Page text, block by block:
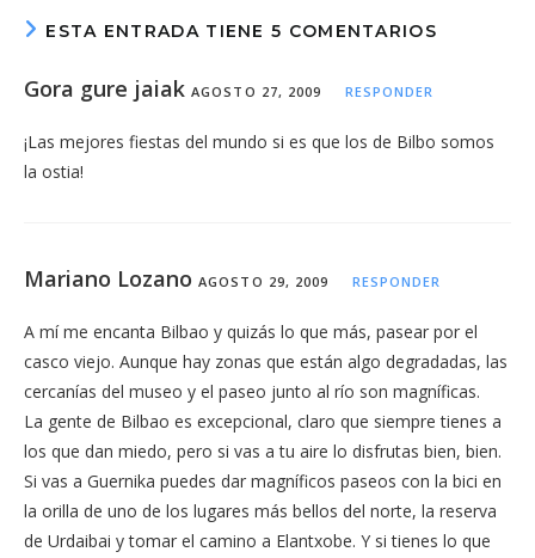
ESTA ENTRADA TIENE 5 COMENTARIOS
Gora gure jaiak AGOSTO 27, 2009 RESPONDER
¡Las mejores fiestas del mundo si es que los de Bilbo somos
la ostia!
Mariano Lozano AGOSTO 29, 2009 RESPONDER
A mí me encanta Bilbao y quizás lo que más, pasear por el
casco viejo. Aunque hay zonas que están algo degradadas, las
cercanías del museo y el paseo junto al río son magníficas.
La gente de Bilbao es excepcional, claro que siempre tienes a
los que dan miedo, pero si vas a tu aire lo disfrutas bien, bien.
Si vas a Guernika puedes dar magníficos paseos con la bici en
la orilla de uno de los lugares más bellos del norte, la reserva
de Urdaibai y tomar el camino a Elantxobe. Y si tienes lo que